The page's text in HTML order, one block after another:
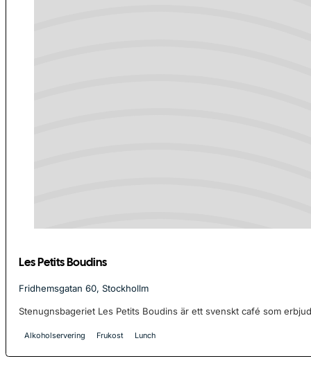
Les Petits Boudins
Fridhemsgatan 60, Stockhollm
Stenugnsbageriet Les Petits Boudins är ett svenskt café som
Alkoholservering Frukost Lunch